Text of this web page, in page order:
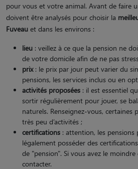
pour vous et votre animal. Avant de faire
doivent être analysés pour choisir la
Fuveau et dans les environs :
lieu : veillez à ce que la pension ne
de votre domicile afin de ne pas
prix: le prix par jour peut varier du
pensions, les services inclus ou en
activités proposées : il est essentiel
sortir régulièrement pour jouer, se
naturels. Renseignez-vous, certaines
très peu d’activités ;
certifications : attention, les pensions
légalement posséder des
de "pension". Si vous avez le
contacter.